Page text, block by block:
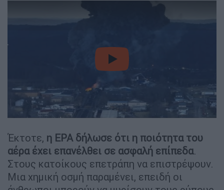
video
Έκτοτε, η EPA δήλωσε ότι η ποιότητα του
αέρα έχει επανέλθει σε ασφαλή επίπεδα.
Στους κατοίκους επετράπη να επιστρέψουν.
Μια χημική οσμή παραμένει, επειδή οι